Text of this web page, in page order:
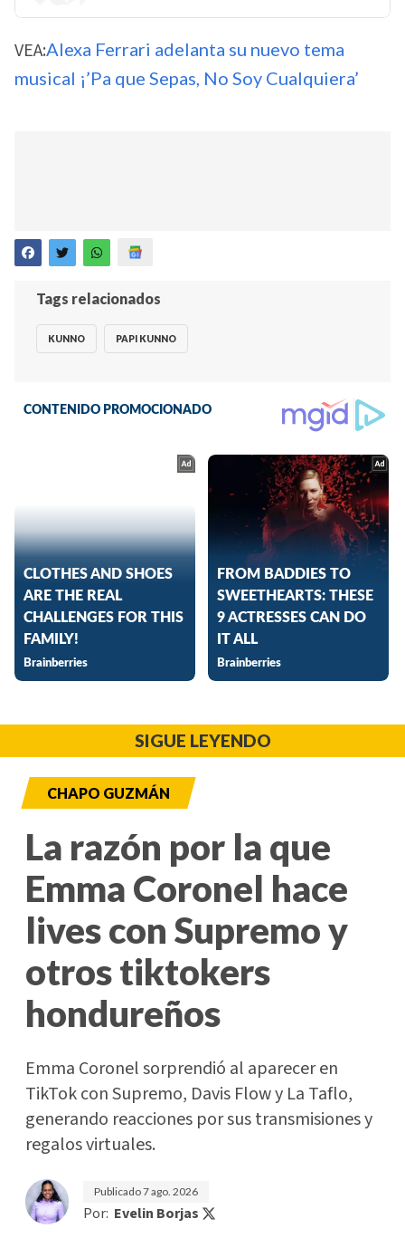
VEA:Alexa Ferrari adelanta su nuevo tema
musical ¡’Pa que Sepas, No Soy Cualquiera’
Tags relacionados
KUNNO PAPI KUNNO
SIGUE LEYENDO
CHAPO GUZMÁN
La razón por la que
Emma Coronel hace
lives con Supremo y
otros tiktokers
hondureños
Emma Coronel sorprendió al aparecer en
TikTok con Supremo, Davis Flow y La Taflo,
generando reacciones por sus transmisiones y
regalos virtuales.
Publicado7 ago. 2026
Por: Evelin Borjas